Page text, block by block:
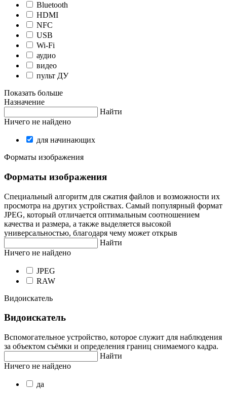
Bluetooth
HDMI
NFC
USB
Wi-Fi
аудио
видео
пульт ДУ
Показать больше
Назначение
Найти
Ничего не найдено
для начинающих
Форматы изображения
Форматы изображения
Специальный алгоритм для сжатия файлов и возможности их
просмотра на других устройствах. Самый популярный формат
JPEG, который отличается оптимальным соотношением
качества и размера, а также выделяется высокой
универсальностью, благодаря чему может открыв
Найти
Ничего не найдено
JPEG
RAW
Видоискатель
Видоискатель
Вспомогательное устройство, которое служит для наблюдения
за объектом съёмки и определения границ снимаемого кадра.
Найти
Ничего не найдено
да